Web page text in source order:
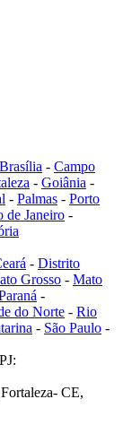
Brasília - Campo
- Goiânia -
- Palmas - Porto
de Janeiro -
- Distrito
Grosso - Mato
-
do Norte - Rio
- São Paulo -
CE,